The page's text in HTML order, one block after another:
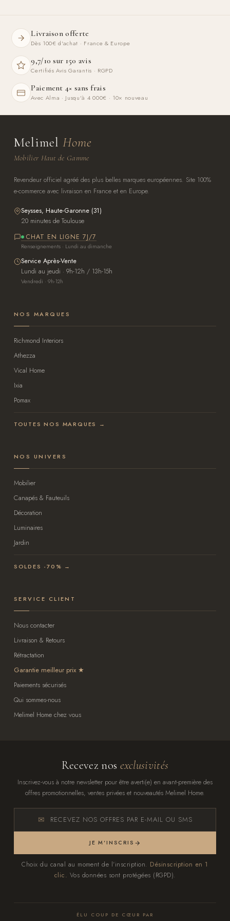
Livraison offerte
Dès 100€ d'achat · France & Europe
9,7/10 sur 150 avis
Certifiés Avis Garantis · RGPD
Paiement 4× sans frais
Avec Alma · Jusqu'à 4 000€ · 10× nouveau
Melimel Home
Mobilier Haut de Gamme
Revendeur officiel agréé des plus belles marques européennes. Site 100%
e-commerce avec livraison en France et en Europe.
Seysses, Haute-Garonne (31)
20 minutes de Toulouse
CHAT EN LIGNE 7J/7
Renseignements · Lundi au dimanche
Service Après-Vente
Lundi au jeudi · 9h-12h / 13h-15h
Vendredi · 9h-12h
NOS MARQUES
Richmond Interiors
Athezza
Vical Home
Ixia
Pomax
TOUTES NOS MARQUES →
NOS UNIVERS
Mobilier
Canapés & Fauteuils
Décoration
Luminaires
Jardin
SOLDES -70% →
SERVICE CLIENT
Nous contacter
Livraison & Retours
Rétractation
Garantie meilleur prix
Paiements sécurisés
Qui sommes-nous
Melimel Home chez vous
Recevez nos exclusivités
Inscrivez-vous à notre newsletter pour être averti(e) en avant-première des
offres promotionnelles, ventes privées et nouveautés Melimel Home.
RECEVEZ NOS OFFRES PAR E-MAIL OU SMS
JE M'INSCRIS
Choix du canal au moment de l'inscription. Désinscription en 1
clic. Vos données sont protégées (RGPD).
ÉLU COUP DE CŒUR PAR